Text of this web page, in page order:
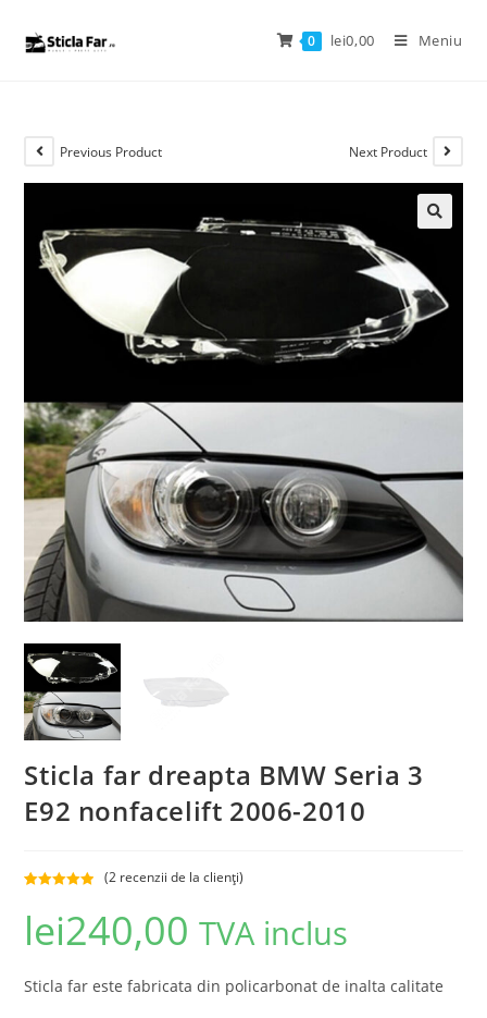
0 lei0,00 Meniu
Previous Product Next Product
Sticla far dreapta BMW Seria 3
E92 nonfacelift 2006-2010
5.00
din 5 pe
baza a
clienți
(2 recenzii de la clienți)
lei240,00 TVA inclus
Sticla far este fabricata din policarbonat de inalta calitate